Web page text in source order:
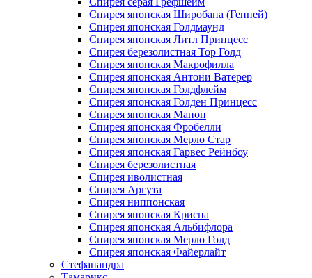
Спирея японская Широбана (Генпей)
Спирея японская Голдмаунд
Спирея японская Литл Принцесс
Спирея березолистная Тор Голд
Спирея японская Макрофилла
Спирея японская Антони Ватерер
Спирея японская Голдфлейм
Спирея японская Голден Принцесс
Спирея японская Манон
Спирея японская Фробелли
Спирея японская Мерло Стар
Спирея японская Гарвес Рейнбоу
Спирея березолистная
Спирея иволистная
Спирея Аргута
Спирея ниппонская
Спирея японская Криспа
Спирея японская Альбифлора
Спирея японская Мерло Голд
Спирея японская Файерлайт
Стефанандра